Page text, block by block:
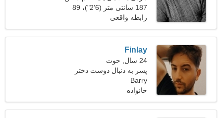
46-51
187 سانتی متر (6'2")، 89
کیلوگرم (196 پوند)
رابطه واقعی
Finlay
24 سال, حوت
پسر به دنبال دوست دختر
است 25-30
Barry
خانواده